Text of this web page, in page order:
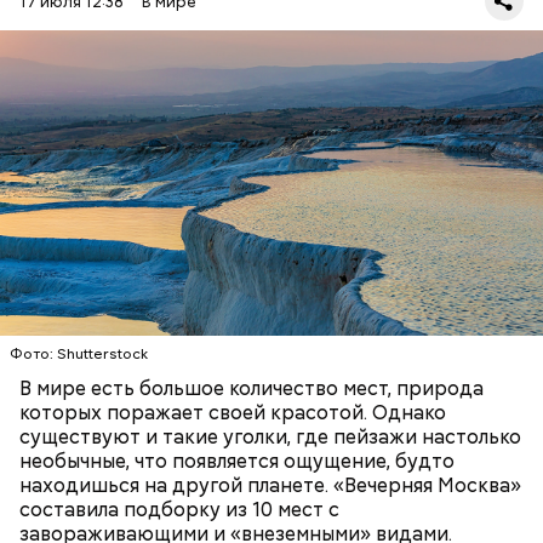
Фото: Shutterstock
В мире есть большое количество мест, природа
которых поражает своей красотой. Однако
существуют и такие уголки, где пейзажи настолько
необычные, что появляется ощущение, будто
находишься на другой планете. «Вечерняя Москва»
составила подборку из 10 мест с
завораживающими и «внеземными» видами.
Термальные источники Памуккале в Турции
выглядят так, будто они сделаны изо льда, но на
самом деле они состоят из отложений известняка.
Горячие источники, насыщенные кальцием,
тысячелетиями создавали эти ступенчатые
бассейны. Сейчас это одна из самых известных
достопримечательностей в Турции.
ПРИРОДА ПЛАНЕТА ЗЕМЛЯ ТУРИЗМ
Подход Ортеги окупил себя, и Zara со временем
Стив Балмер
Фото: Shutterstock